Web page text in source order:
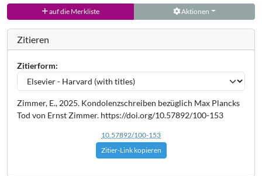
auf die Merkliste Aktionen
Zitieren
Zitierform:
Zimmer, E., 2025. Kondolenzschreiben bezüglich Max Plancks
Tod von Ernst Zimmer. https://doi.org/10.57892/100-153
10.57892/100-153
Zitier-Link kopieren